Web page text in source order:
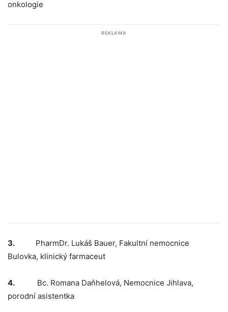
onkologie
REKLAMA
3.
PharmDr. Lukáš Bauer, Fakultní nemocnice
Bulovka, klinický farmaceut
4. Bc. Romana Daňhelová, Nemocnice Jihlava,
porodní asistentka